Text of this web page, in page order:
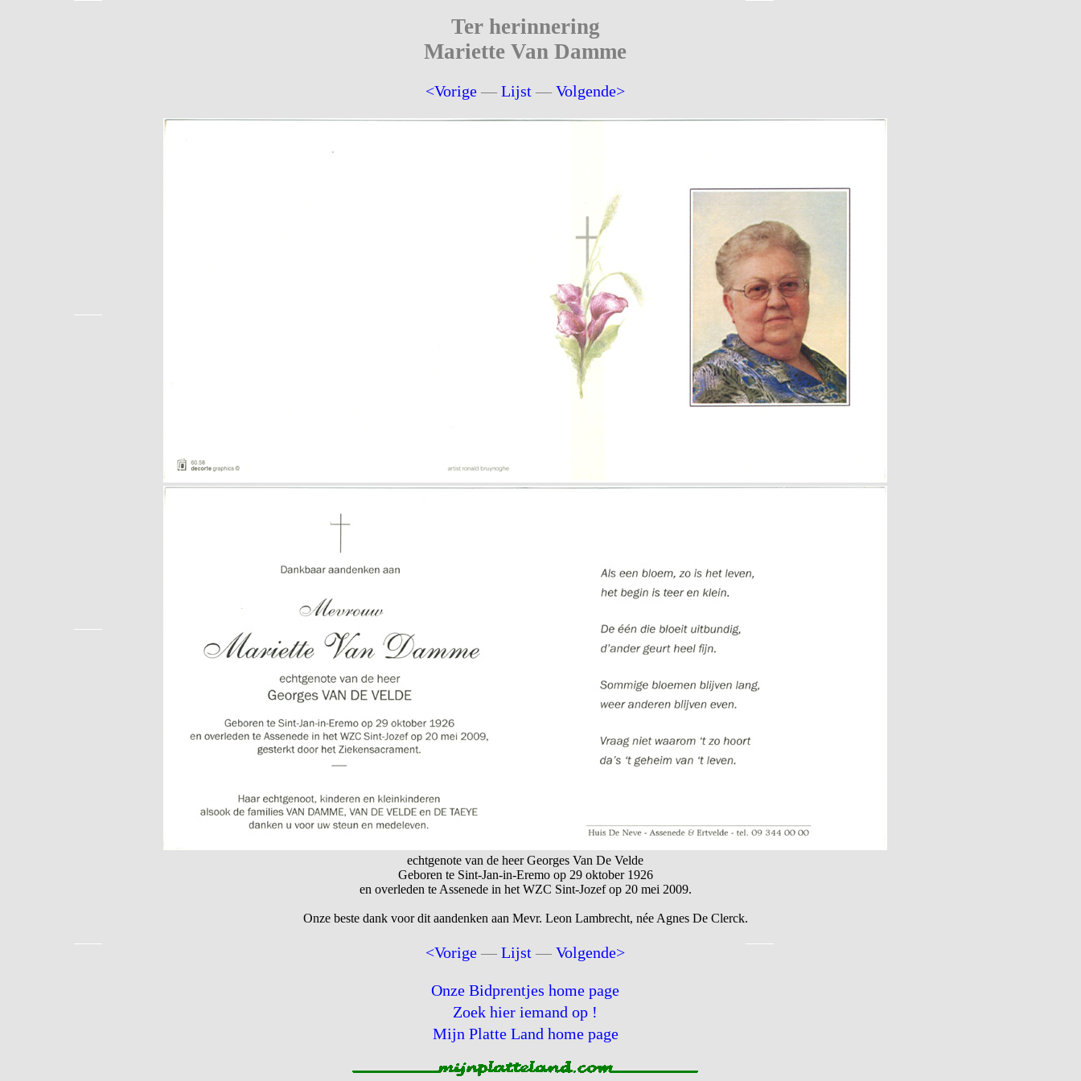
Ter herinnering
Mariette Van Damme
<Vorige —Lijst —Volgende>
echtgenote van de heer Georges Van De Velde
Geboren te Sint-Jan-in-Eremo op 29 oktober 1926
en overleden te Assenede in het WZC Sint-Jozef op 20 mei 2009.
Onze beste dank voor dit aandenken aan Mevr. Leon Lambrecht, née Agnes De Clerck.
<Vorige —Lijst —Volgende>
Onze Bidprentjes home page
Zoek hier iemand op !
Mijn Platte Land home page